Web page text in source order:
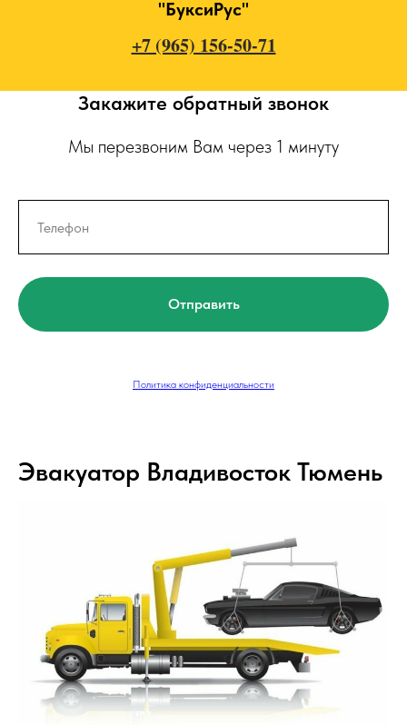
"БуксиРус"
+7 (965) 156-50-71
Закажите обратный звонок
Мы перезвоним Вам через 1 минуту
Отправить
Политика конфиденциальности
Эвакуатор Владивосток Тюмень